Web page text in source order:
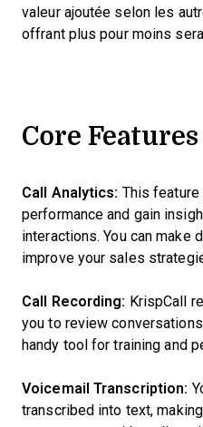
valeur ajoutée selon les
offrant plus pour moins
Core Features
Call Analytics: This feature
performance and gain
interactions. You can make
improve your sales
Call Recording: KrispCall
you to review
handy tool for training and
Voicemail Transcription:
transcribed into text,